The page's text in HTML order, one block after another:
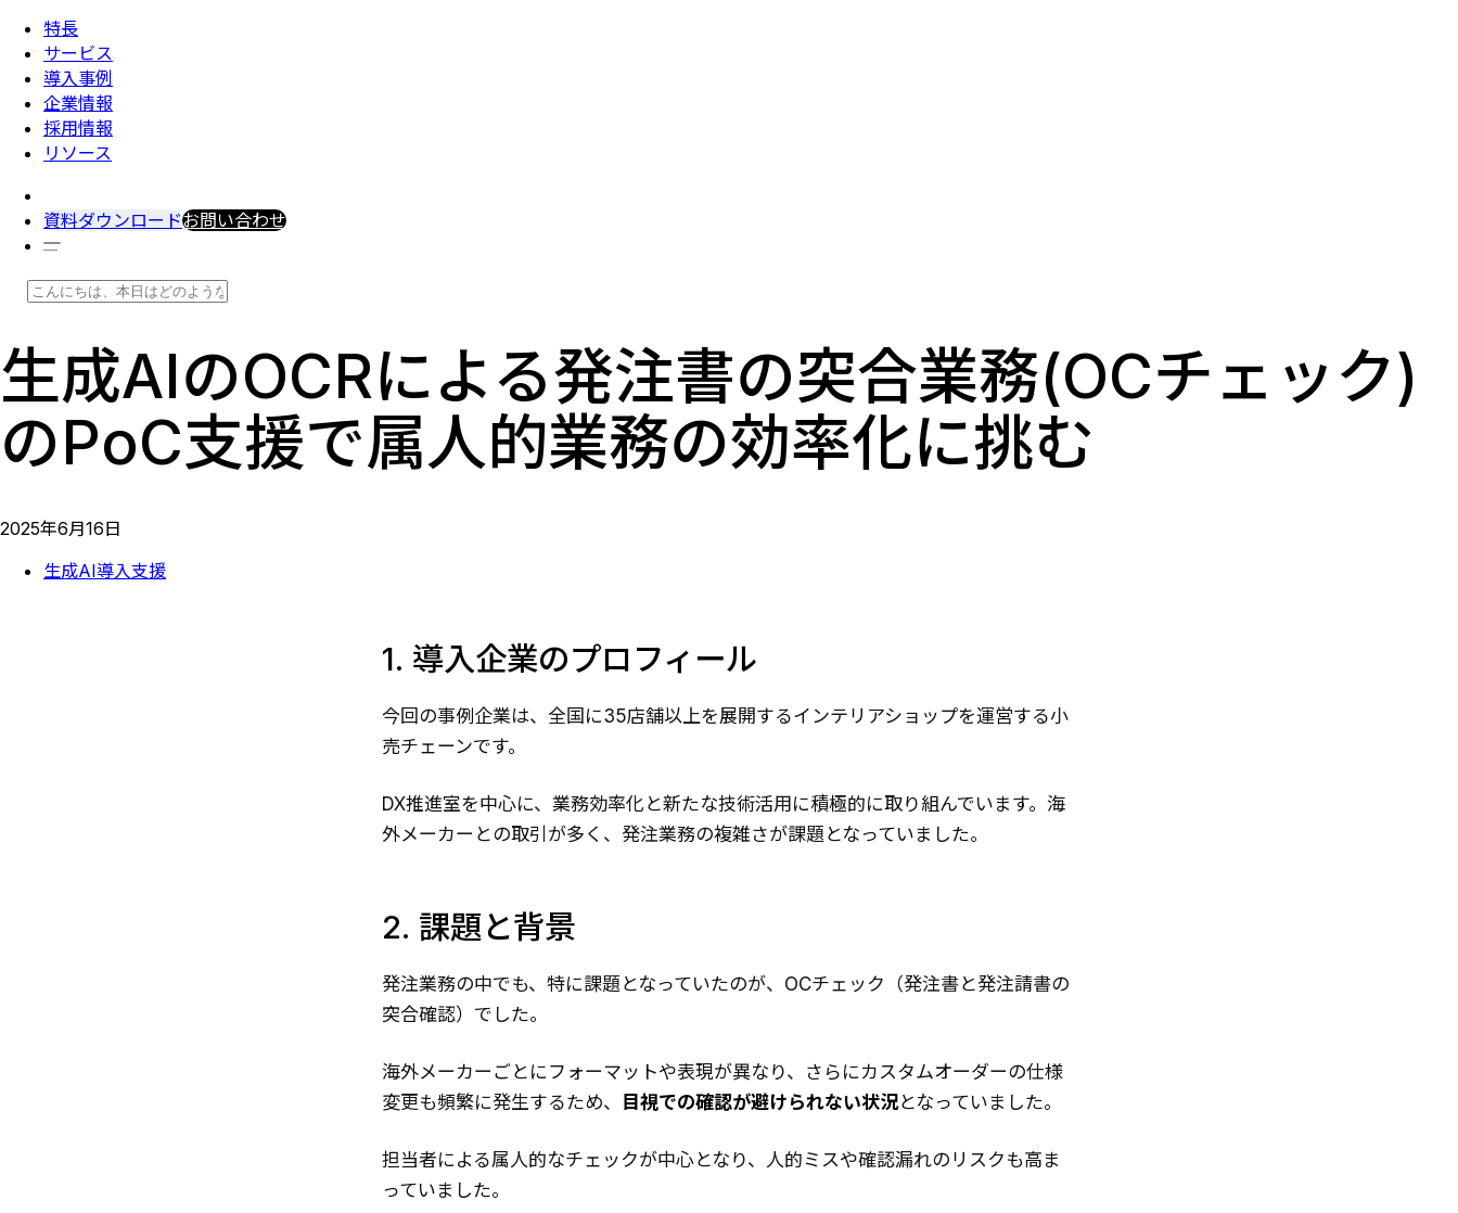
特長
サービス
導入事例
企業情報
採用情報
リソース
資料ダウンロードお問い合わせ
生成AIのOCRによる発注書の突合業務(OCチェック)
のPoC支援で属人的業務の効率化に挑む
2025年6月16日
生成AI導入支援
1. 導入企業のプロフィール
今回の事例企業は、全国に35店舗以上を展開するインテリアショップを運営する小
売チェーンです。
DX推進室を中心に、業務効率化と新たな技術活用に積極的に取り組んでいます。海
外メーカーとの取引が多く、発注業務の複雑さが課題となっていました。
2. 課題と背景
発注業務の中でも、特に課題となっていたのが、OCチェック（発注書と発注請書の
突合確認）でした。
海外メーカーごとにフォーマットや表現が異なり、さらにカスタムオーダーの仕様
変更も頻繁に発生するため、
目視での確認が避けられない状況となっていました。
担当者による属人的なチェックが中心となり、人的ミスや確認漏れのリスクも高ま
っていました。